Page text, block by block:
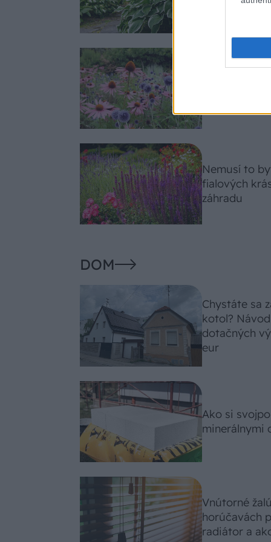
celosezónny
Nemusí to
fialových
záhradu
DOM
Chystáte sa
kotol?
dotačných
eur
Ako si
minerálnymi
Vnútorné
horúčavách
radiátor a